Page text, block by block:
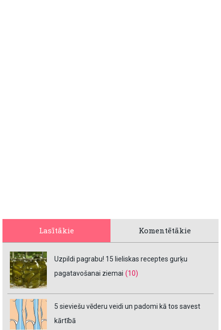
Lasītākie Komentētākie
Uzpildi pagrabu! 15 lieliskas receptes gurķu
pagatavošanai ziemai (10)
5 sieviešu vēderu veidi un padomi kā tos savest
kārtībā